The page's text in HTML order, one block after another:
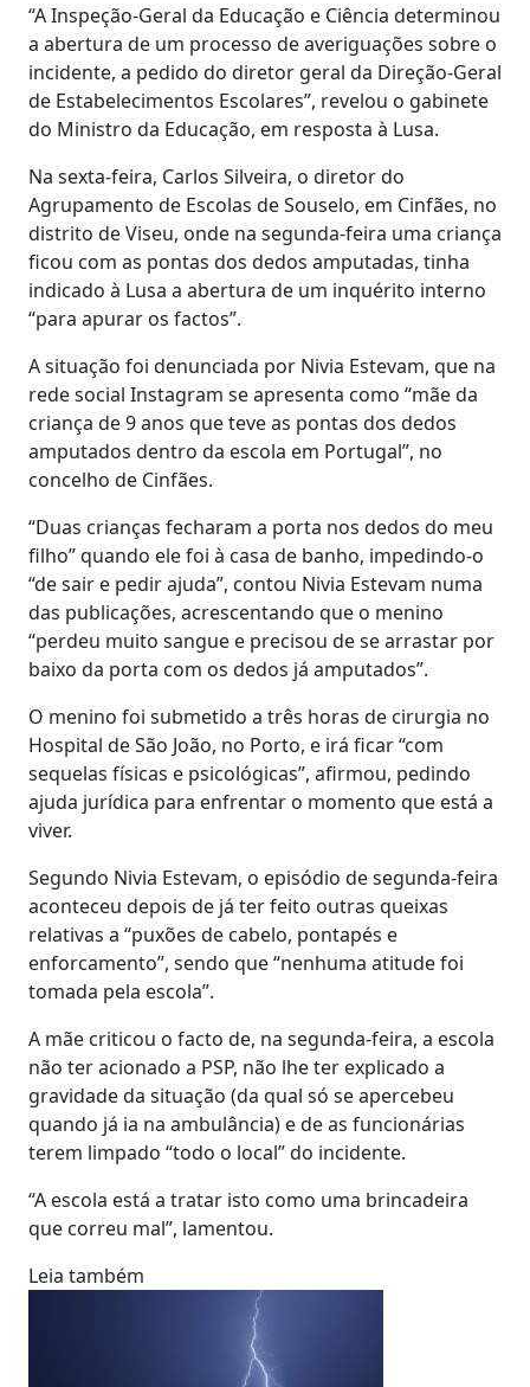
“A Inspeção-Geral da Educação e Ciência determinou
a abertura de um processo de averiguações sobre o
incidente, a pedido do diretor geral da Direção-Geral
de Estabelecimentos Escolares”, revelou o gabinete
do Ministro da Educação, em resposta à Lusa.
Na sexta-feira, Carlos Silveira, o diretor do
Agrupamento de Escolas de Souselo, em Cinfães, no
distrito de Viseu, onde na segunda-feira uma criança
ficou com as pontas dos dedos amputadas, tinha
indicado à Lusa a abertura de um inquérito interno
“para apurar os factos”.
A situação foi denunciada por Nivia Estevam, que na
rede social Instagram se apresenta como “mãe da
criança de 9 anos que teve as pontas dos dedos
amputados dentro da escola em Portugal”, no
concelho de Cinfães.
“Duas crianças fecharam a porta nos dedos do meu
filho” quando ele foi à casa de banho, impedindo-o
“de sair e pedir ajuda”, contou Nivia Estevam numa
das publicações, acrescentando que o menino
“perdeu muito sangue e precisou de se arrastar por
baixo da porta com os dedos já amputados”.
O menino foi submetido a três horas de cirurgia no
Hospital de São João, no Porto, e irá ficar “com
sequelas físicas e psicológicas”, afirmou, pedindo
ajuda jurídica para enfrentar o momento que está a
viver.
Segundo Nivia Estevam, o episódio de segunda-feira
aconteceu depois de já ter feito outras queixas
relativas a “puxões de cabelo, pontapés e
enforcamento”, sendo que “nenhuma atitude foi
tomada pela escola”.
A mãe criticou o facto de, na segunda-feira, a escola
não ter acionado a PSP, não lhe ter explicado a
gravidade da situação (da qual só se apercebeu
quando já ia na ambulância) e de as funcionárias
terem limpado “todo o local” do incidente.
“A escola está a tratar isto como uma brincadeira
que correu mal”, lamentou.
Leia também